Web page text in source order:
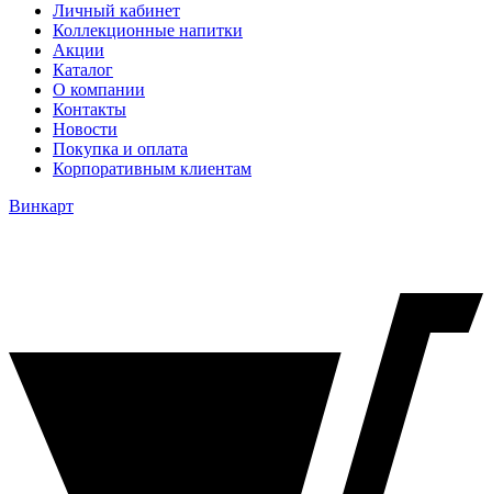
Личный кабинет
Коллекционные напитки
Акции
Каталог
О компании
Контакты
Новости
Покупка и оплата
Корпоративным клиентам
Винкарт